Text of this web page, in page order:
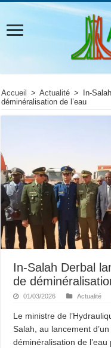
Accueil > Actualité >
In-
déminéralisation de l’eau
In-Salah Derbal
de
01/03/2026 Actualité
Le ministre de
Salah, au lancement
déminéralisation de